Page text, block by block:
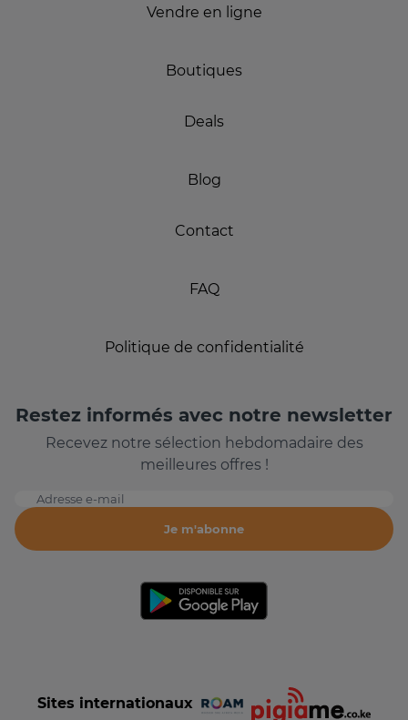
Vendre en ligne
Boutiques
Deals
Blog
Contact
FAQ
Politique de confidentialité
Restez informés avec notre newsletter
Recevez notre sélection hebdomadaire des
meilleures offres !
Adresse e-mail
Je m'abonne
Sites internationaux